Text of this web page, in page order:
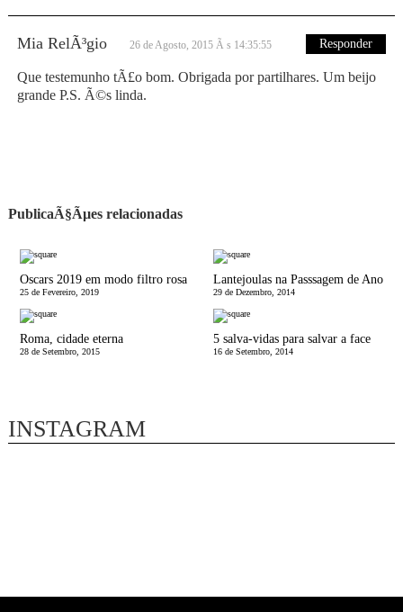
Mia RelÃ³gio 26 de Agosto, 2015 Ã s 14:35:55 Responder
Que testemunho tÃ£o bom. Obrigada por partilhares. Um beijo
grande P.S. Ã©s linda.
PublicaÃ§Ãµes relacionadas
Oscars 2019 em modo filtro rosa
25 de Fevereiro, 2019
Lantejoulas na Passsagem de Ano
29 de Dezembro, 2014
Roma, cidade eterna
28 de Setembro, 2015
5 salva-vidas para salvar a face
16 de Setembro, 2014
INSTAGRAM